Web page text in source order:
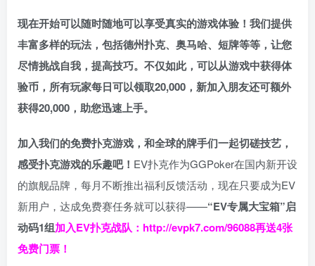
现在开始可以随时随地可以享受真实的游戏体验！我们提供
丰富多样的玩法，包括德州扑克、奥马哈、短牌等等，让您
尽情挑战自我，提高技巧。不仅如此， 可以从游戏中获得体
验币，所有玩家每日可以领取20,000，新加入朋友还可额外
获得20,000，助您迅速上手。
加入我们的免费扑克游戏，和全球的牌手们一起切磋技艺，
感受扑克游戏的乐趣吧！ EV扑克作为GGPoker在国内新开设
的旗舰品牌，每月不断推出福利反馈活动，现在只要成为EV
新用户，达成免费赛任务就可以获得——“EV专属大宝箱”启
动码1组加入EV扑克战队： http://evpk7.com/96088再送4张
免费门票！